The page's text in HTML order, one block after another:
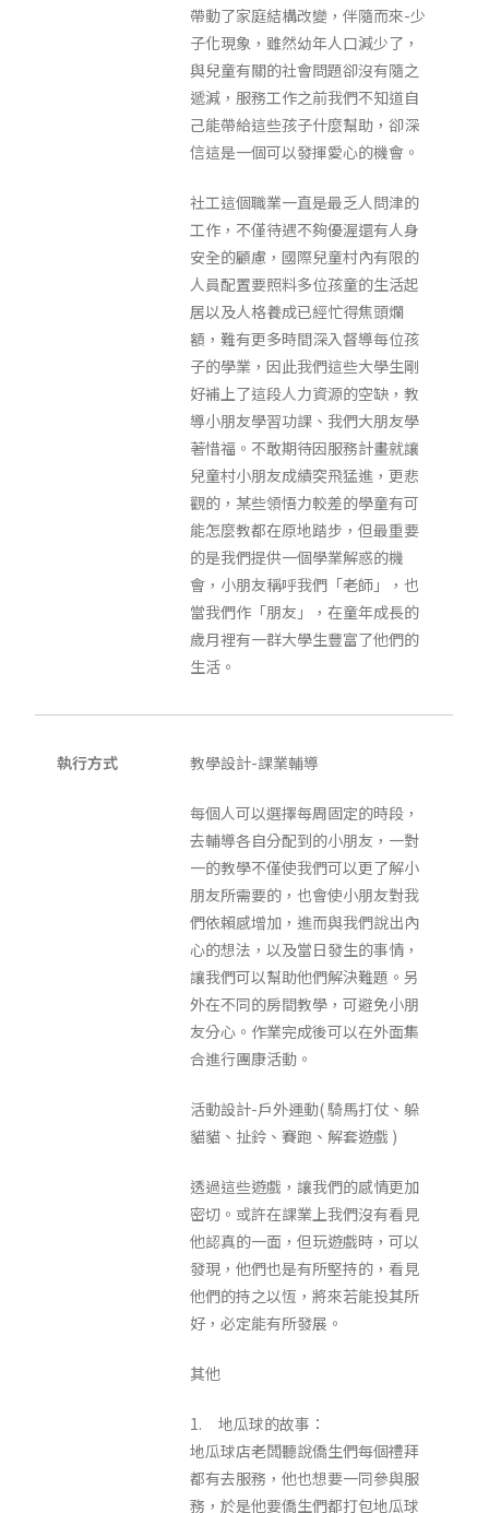
帶動了家庭結構改變，伴隨而來-少
子化現象，雖然幼年人口減少了，
與兒童有關的社會問題卻沒有隨之
遞減，服務工作之前我們不知道自
己能帶給這些孩子什麼幫助，卻深
信這是一個可以發揮愛心的機會。
社工這個職業一直是最乏人問津的
工作，不僅待遇不夠優渥還有人身
安全的顧慮，國際兒童村內有限的
人員配置要照料多位孩童的生活起
居以及人格養成已經忙得焦頭爛
額，難有更多時間深入督導每位孩
子的學業，因此我們這些大學生剛
好補上了這段人力資源的空缺，教
導小朋友學習功課、我們大朋友學
著惜福。不敢期待因服務計畫就讓
兒童村小朋友成績突飛猛進，更悲
觀的，某些領悟力較差的學童有可
能怎麼教都在原地踏步，但最重要
的是我們提供一個學業解惑的機
會，小朋友稱呼我們「老師」，也
當我們作「朋友」，在童年成長的
歲月裡有一群大學生豐富了他們的
生活。
執行方式 教學設計-課業輔導
每個人可以選擇每周固定的時段，
去輔導各自分配到的小朋友，一對
一的教學不僅使我們可以更了解小
朋友所需要的，也會使小朋友對我
們依賴感增加，進而與我們說出內
心的想法，以及當日發生的事情，
讓我們可以幫助他們解決難題。另
外在不同的房間教學，可避免小朋
友分心。作業完成後可以在外面集
合進行團康活動。
活動設計-戶外運動( 騎馬打仗、躲
貓貓、扯鈴、賽跑、解套遊戲 )
透過這些遊戲，讓我們的感情更加
密切。或許在課業上我們沒有看見
他認真的一面，但玩遊戲時，可以
發現，他們也是有所堅持的，看見
他們的持之以恆，將來若能投其所
好，必定能有所發展。
其他
1. 地瓜球的故事：
地瓜球店老闆聽說僑生們每個禮拜
都有去服務，他也想要一同參與服
務，於是他要僑生們都打包地瓜球